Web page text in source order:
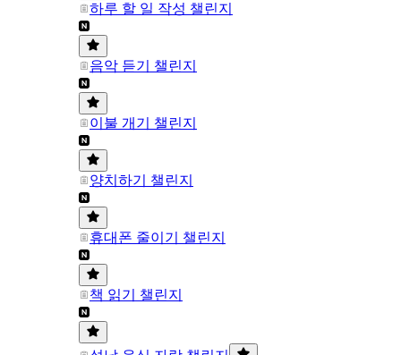
하루 할 일 작성 챌린지
음악 듣기 챌린지
이불 개기 챌린지
양치하기 챌린지
휴대폰 줄이기 챌린지
책 읽기 챌린지